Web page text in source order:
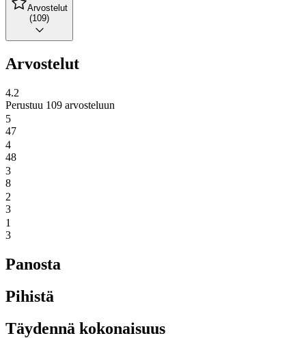
Arvostelut
(109)
Arvostelut
4.2
Perustuu 109 arvosteluun
5
47
4
48
3
8
2
3
1
3
Panosta
Pihistä
Täydennä kokonaisuus